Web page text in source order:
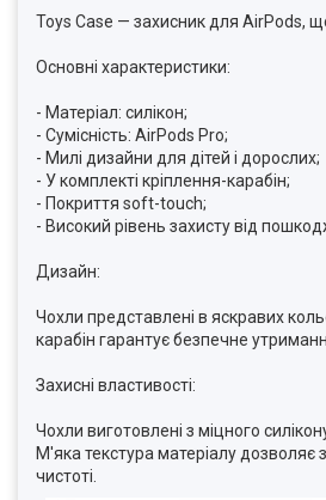
Toys Case — захисник для AirPods,
Основні характеристики:
- Матеріал: силікон;
- Сумісність: AirPods Pro;
- Милі дизайни для дітей і дорослих;
- У комплекті кріплення-карабін;
- Покриття soft-touch;
- Високий рівень захисту від
Дизайн:
Чохли представлені в яскравих
карабін гарантує безпечне
Захисні властивості:
Чохли виготовлені з міцного
М'яка текстура матеріалу
чистоті.